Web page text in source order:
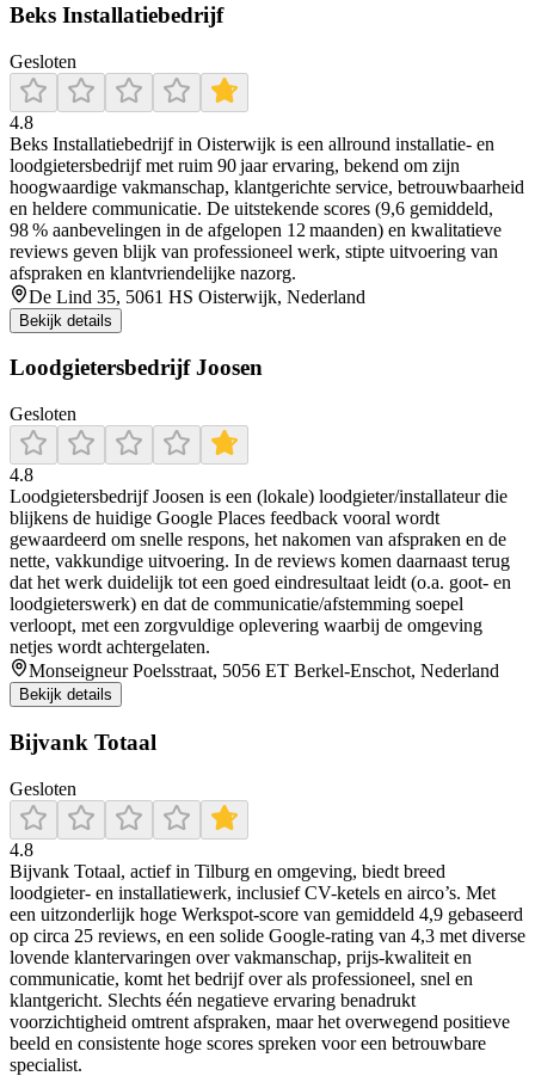
Beks Installatiebedrijf
Gesloten
4.8
Beks Installatiebedrijf in Oisterwijk is een allround installatie- en
loodgietersbedrijf met ruim 90 jaar ervaring, bekend om zijn
hoogwaardige vakmanschap, klantgerichte service, betrouwbaarheid
en heldere communicatie. De uitstekende scores (9,6 gemiddeld,
98 % aanbevelingen in de afgelopen 12 maanden) en kwalitatieve
reviews geven blijk van professioneel werk, stipte uitvoering van
afspraken en klantvriendelijke nazorg.
De Lind 35, 5061 HS Oisterwijk, Nederland
Bekijk details
Loodgietersbedrijf Joosen
Gesloten
4.8
Loodgietersbedrijf Joosen is een (lokale) loodgieter/installateur die
blijkens de huidige Google Places feedback vooral wordt
gewaardeerd om snelle respons, het nakomen van afspraken en de
nette, vakkundige uitvoering. In de reviews komen daarnaast terug
dat het werk duidelijk tot een goed eindresultaat leidt (o.a. goot- en
loodgieterswerk) en dat de communicatie/afstemming soepel
verloopt, met een zorgvuldige oplevering waarbij de omgeving
netjes wordt achtergelaten.
Monseigneur Poelsstraat, 5056 ET Berkel-Enschot, Nederland
Bekijk details
Bijvank Totaal
Gesloten
4.8
Bijvank Totaal, actief in Tilburg en omgeving, biedt breed
loodgieter- en installatiewerk, inclusief CV-ketels en airco’s. Met
een uitzonderlijk hoge Werkspot-score van gemiddeld 4,9 gebaseerd
op circa 25 reviews, en een solide Google-rating van 4,3 met diverse
lovende klantervaringen over vakmanschap, prijs-kwaliteit en
communicatie, komt het bedrijf over als professioneel, snel en
klantgericht. Slechts één negatieve ervaring benadrukt
voorzichtigheid omtrent afspraken, maar het overwegend positieve
beeld en consistente hoge scores spreken voor een betrouwbare
specialist.